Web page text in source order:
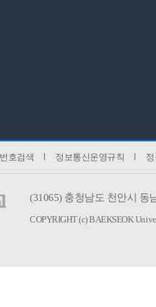
호검색 정보통신운영규칙
(31065)충청남도 천안시 동
COPYRIGHT (c) BAEKSEOK